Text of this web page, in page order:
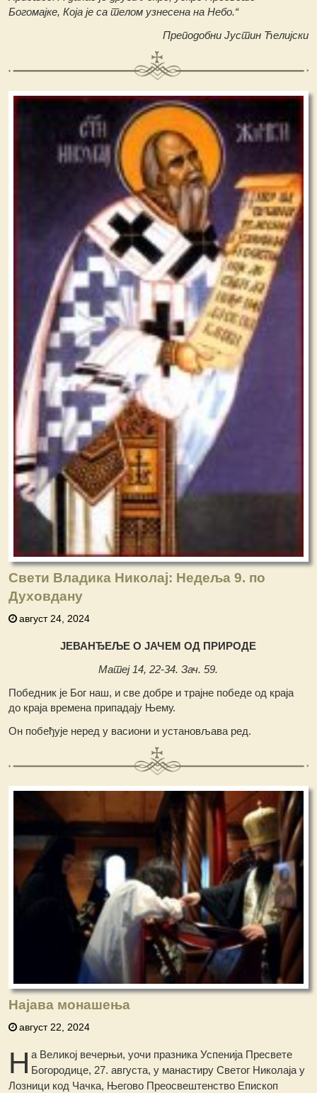
Богомајке, Која је са телом узнесена на Небо.“
Преподобни Јустин Ћелијски
Свети Владика Николај: Недеља 9. по
Духовдану
август 24, 2024
ЈЕВАНЂЕЉЕ О ЈАЧЕМ ОД ПРИРОДЕ
Матеј 14, 22-34. Зач. 59.
Победник је Бог наш, и све добре и трајне победе од краја
до краја времена припадају Њему.
Он побеђује неред у васиони и установљава ред.
Најава монашења
август 22, 2024
Н а Великој вечерњи, уочи празника Успенија Пресвете
Богородице, 27. августа, у манастиру Светог Николаја у
Лозници код Чачка, Његово Преосвештенство Епископ